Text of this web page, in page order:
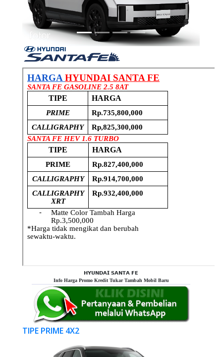
𝗛𝗬𝗨𝗡𝗗𝗔𝗜 𝗦𝗔𝗡𝗧𝗔 𝗙𝗘
Info Harga Promo Kredit Tukar Tambah Mobil Baru
TIPE PRIME 4X2